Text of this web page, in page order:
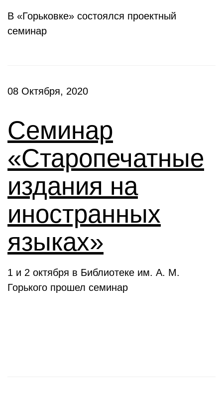
В «Горьковке» состоялся проектный
семинар
08 Октября, 2020
Семинар
«Старопечатные
издания на
иностранных
языках»
1 и 2 октября в Библиотеке им. А. М.
Горького прошел семинар